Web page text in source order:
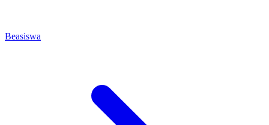
Beasiswa